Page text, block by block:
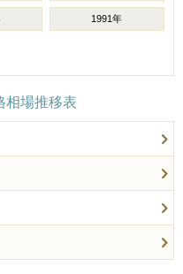
1991年
相場推移表